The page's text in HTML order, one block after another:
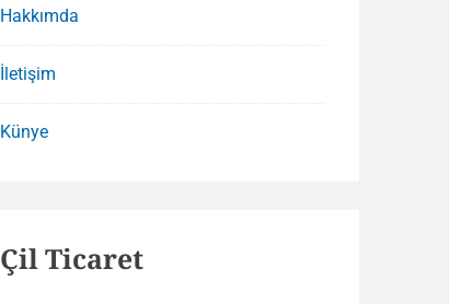
Hakkımda
İletişim
Künye
Çil Ticaret